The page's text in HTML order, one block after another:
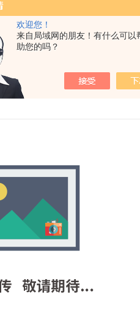
欢迎您！
来自局域网的朋友！有什么可以
助您的吗？
产品中心 水质检测仪>便携